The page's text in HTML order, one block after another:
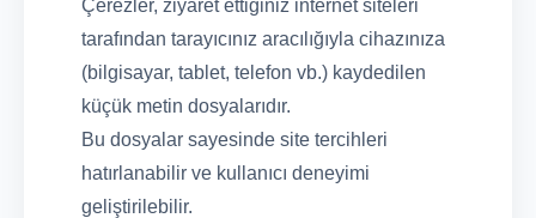
Çerezler, ziyaret ettiğiniz internet siteleri
tarafından tarayıcınız aracılığıyla cihazınıza
(bilgisayar, tablet, telefon vb.) kaydedilen
küçük metin dosyalarıdır.
Bu dosyalar sayesinde site tercihleri
hatırlanabilir ve kullanıcı deneyimi
geliştirilebilir.